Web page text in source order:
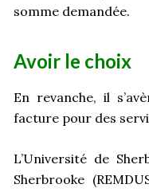
somme demandée.
Avoir le choix
En revanche, il
facture pour des
L’Université de
Sherbrooke